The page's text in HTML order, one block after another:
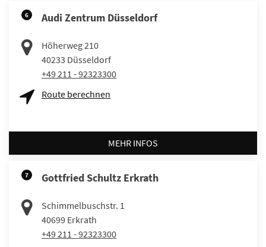
6 Audi Zentrum Düsseldorf
Höherweg 210
40233 Düsseldorf
+49 211 - 92323300
Route berechnen
MEHR INFOS
7 Gottfried Schultz Erkrath
Schimmelbuschstr. 1
40699 Erkrath
+49 211 - 92323300